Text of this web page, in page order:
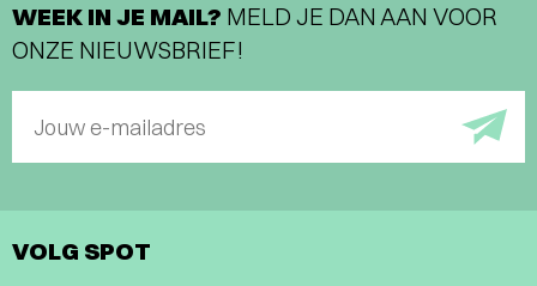
WEEK IN JE MAIL? MELD JE DAN AAN VOOR
ONZE NIEUWSBRIEF!
Jouw e-mailadres
VOLG SPOT